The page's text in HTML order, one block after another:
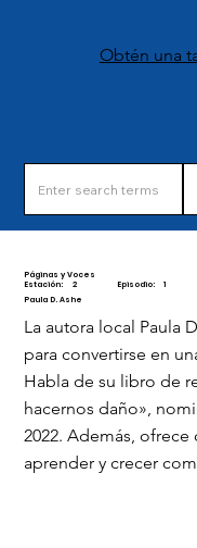
Obtén una
Páginas y Voces
Estación:
2 Episodio:
1
Paula D. Ashe
La autora local Paula
para convertirse en
Habla de su libro de
hacernos daño»,
2022. Además,
aprender y crecer